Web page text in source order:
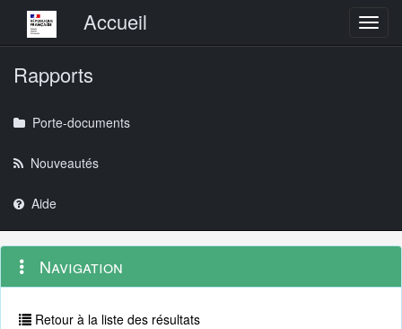
Menu principalAccueil
Rapports
Porte-documents
Nouveautés
Aide
Navigation
outils
Menu
contextuel
Navigation
Retour à la liste des résultats